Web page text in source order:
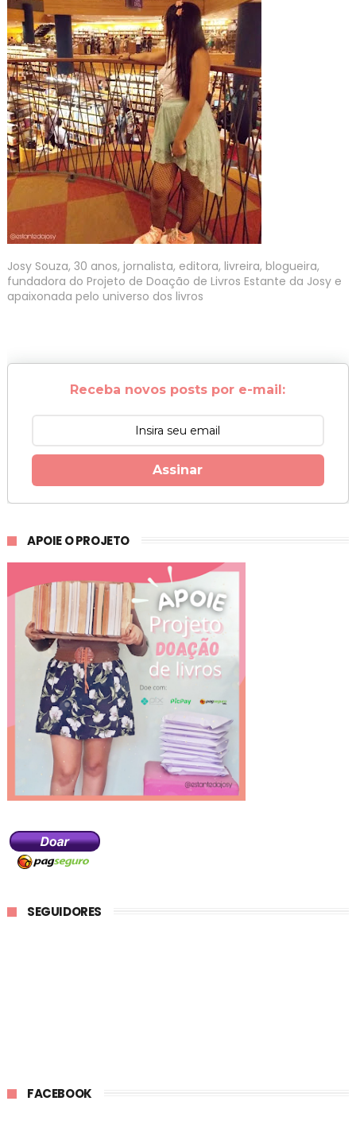
Josy Souza, 30 anos, jornalista, editora, livreira, blogueira,
fundadora do Projeto de Doação de Livros Estante da Josy e
apaixonada pelo universo dos livros
Receba novos posts por e-mail:
Assinar
APOIE O PROJETO
SEGUIDORES
FACEBOOK